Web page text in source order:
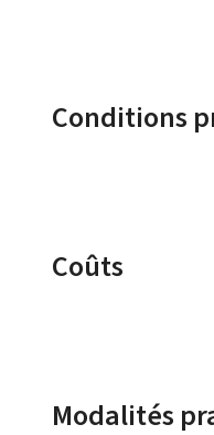
Conditions
Coûts
Modalités